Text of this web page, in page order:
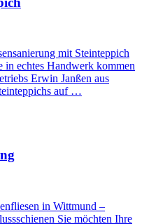
mit Steinteppich
in echtes Handwerk kommen
Erwin Janßen aus
auf …
in Wittmund –
Sie möchten Ihre